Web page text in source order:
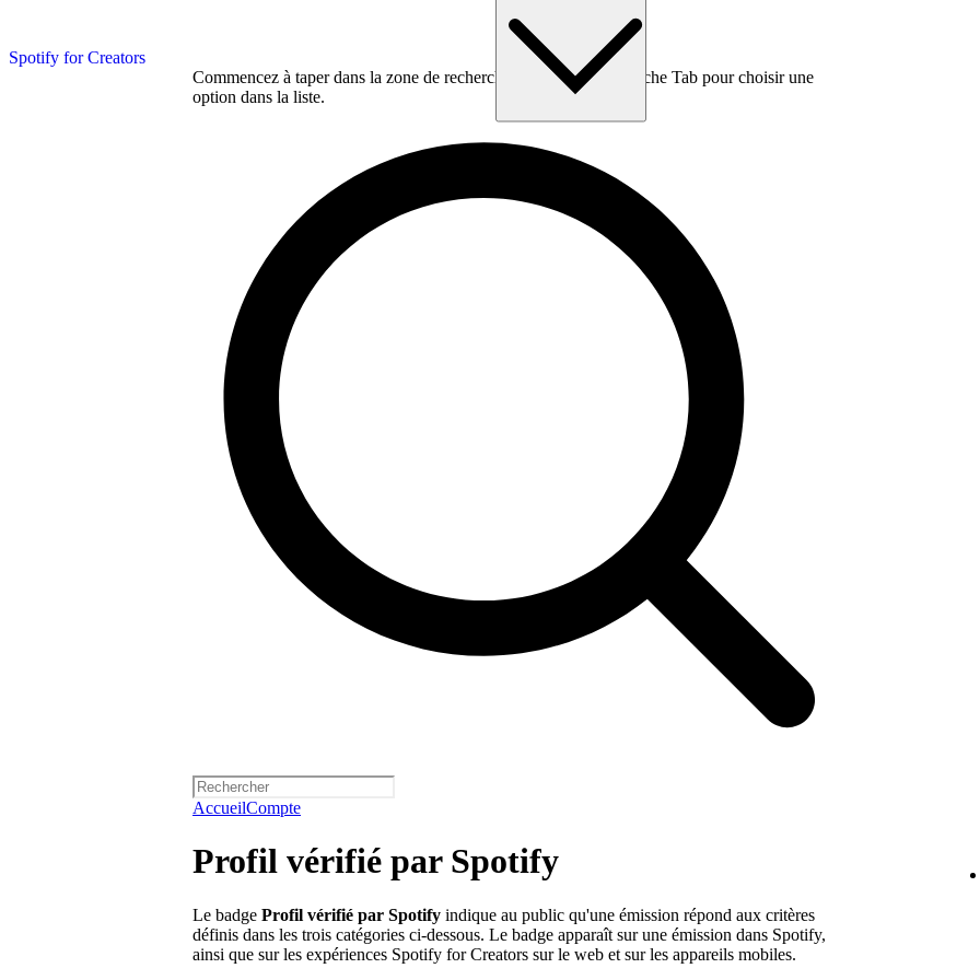
Spotify for Creators
Commencez à taper dans la zone de recherche, puis utilisez la touche Tab pour choisir une
option dans la liste.
AccueilCompte
Profil vérifié par Spotify
Le badge Profil vérifié par Spotify indique au public qu'une émission répond aux critères
définis dans les trois catégories ci-dessous. Le badge apparaît sur une émission dans Spotify,
ainsi que sur les expériences Spotify for Creators sur le web et sur les appareils mobiles.